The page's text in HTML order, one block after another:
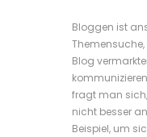
Bloggen ist
Themensuche,
Blog
fragt man
nicht besser
Beispiel, um